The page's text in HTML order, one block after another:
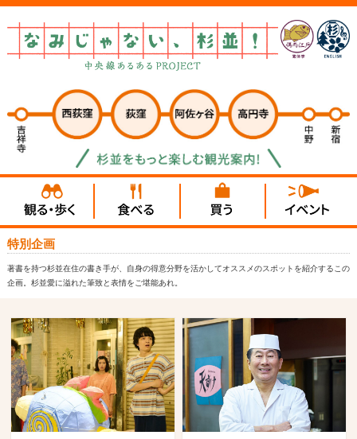
特別企画
著書を持つ杉並在住の書き手が、自身の得意分野を活かしてオススメのスポットを紹介するこの
企画。杉並愛に溢れた筆致と表情をご堪能あれ。